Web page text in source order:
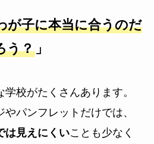
が子に本当に合うのだ
う？ 」
校がたくさんあります。
パンフレットだけでは、
は見えにくいことも少なく